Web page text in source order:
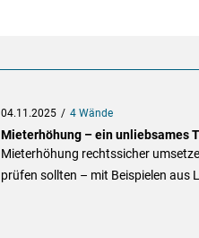
04.11.2025 4 Wände
Mieterhöhung – ein unliebsames
Mieterhöhung rechtssicher
prüfen sollten – mit Beispielen aus